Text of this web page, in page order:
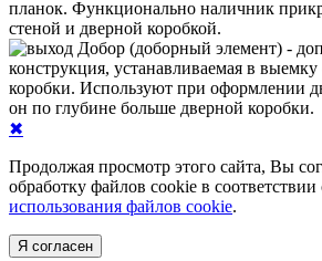
планок. Функционально наличник
стеной и дверной коробкой.
Добор (доборный элемент) -
конструкция, устанавливаемая в выемку
коробки. Используют при оформлении
он по глубине больше дверной коробки.
✖
Продолжая просмотр этого сайта, Вы
обработку файлов cookie в соответствии
использования файлов cookie.
Я согласен